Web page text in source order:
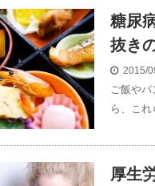
糖尿
抜き
2015/
ご飯や
ら、こ
厚生